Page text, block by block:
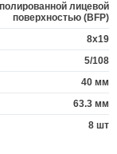
лицевой
поверхностью (BFP)
8x19
5/108
40 мм
63.3 мм
8 шт